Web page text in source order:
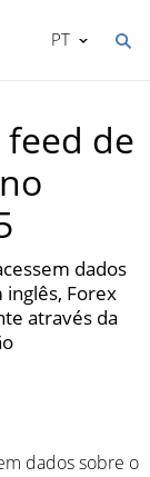
PT
de
dados
Forex
através da
dados sobre o